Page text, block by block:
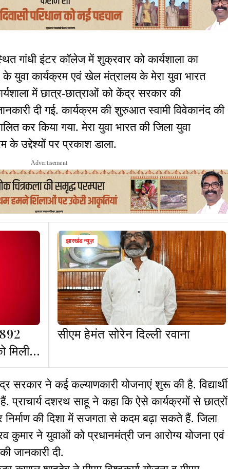
गांधी इंटर कॉलेज में शुक्रवार को कार्यशाला का
युवा कार्यक्रम एवं खेल मंत्रालय के मेरा युवा भारत
में छात्र-छात्राओं को केंद्र सरकार की
दी गई. कार्यक्रम की शुरुआत स्वामी विवेकानंद की
कर किया गया. मेरा युवा भारत की जिला युवा
के उद्देश्यों पर प्रकाश डाला.
Advertisement
मिली
झारखंड न्यूज़
सीएम हेमंत सोरेन दिल्ली रवाना
सरकार ने कई कल्याणकारी योजनाएं शुरू की है. विद्यार्थी
दशरथ साहू ने कहा कि ऐसे कार्यक्रमों से छात्रों
की दिशा में सजगता से कदम बढ़ा सकते हैं. जिला
कुमार ने युवाओं को प्रधानमंत्री जन आरोग्य योजना एवं
जानकारी दी.